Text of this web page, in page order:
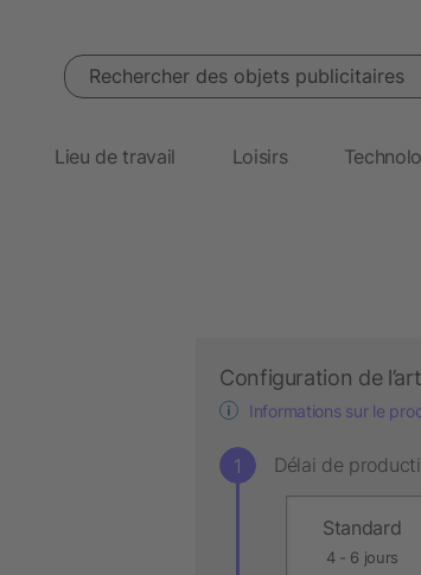
Rechercher des objets publicitaires
Lieu de travail Loisirs
Configuration de
Informations sur le
Délai de
Standard
4 - 6 jours